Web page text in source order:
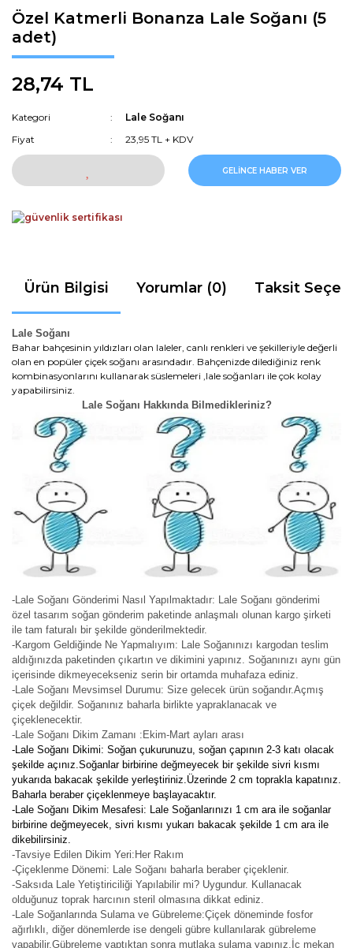
Özel Katmerli Bonanza Lale Soğanı (5
adet)
28,74 TL
Kategori
Lale Soğanı
Fiyat
23,95 TL + KDV
GELİNCE HABER VER
Ürün Bilgisi Yorumlar (0) Taksit
Lale Soğanı
Bahar bahçesinin yıldızları olan laleler, canlı renkleri ve şekilleriyle değerli
olan en popüler çiçek soğanı arasındadır. Bahçenizde dilediğiniz renk
kombinasyonlarını kullanarak süslemeleri ,lale soğanları ile çok kolay
yapabilirsiniz.
Lale Soğanı Hakkında Bilmedikleriniz?
-Lale Soğanı Gönderimi Nasıl Yapılmaktadır: Lale Soğanı gönderimi
özel tasarım soğan gönderim paketinde anlaşmalı olunan kargo şirketi
ile tam faturalı bir şekilde gönderilmektedir.
-Kargom Geldiğinde Ne Yapmalıyım: Lale Soğanınızı kargodan teslim
aldığınızda paketinden çıkartın ve dikimini yapınız. Soğanınızı aynı gün
içerisinde dikmeyecekseniz serin bir ortamda muhafaza ediniz.
-Lale Soğanı Mevsimsel Durumu: Size gelecek ürün soğandır.Açmış
çiçek değildir. Soğanınız baharla birlikte yapraklanacak ve
çiçeklenecektir.
-Lale Soğanı Dikim Zamanı :Ekim-Mart ayları arası
-Lale Soğanı Dikimi: Soğan çukurunuzu, soğan çapının 2-3 katı olacak
şekilde açınız.Soğanlar birbirine değmeyecek bir şekilde sivri kısmı
yukarıda bakacak şekilde yerleştiriniz.Üzerinde 2 cm toprakla kapatınız.
Baharla beraber çiçeklenmeye başlayacaktır.
-Lale Soğanı Dikim Mesafesi: Lale Soğanlarınızı 1 cm ara ile soğanlar
birbirine değmeyecek, sivri kısmı yukarı bakacak şekilde 1 cm ara ile
dikebilirsiniz.
-Tavsiye Edilen Dikim Yeri:Her Rakım
-Çiçeklenme Dönemi: Lale Soğanı baharla beraber çiçeklenir.
-Saksıda Lale Yetiştiriciliği Yapılabilir mi? Uygundur. Kullanacak
olduğunuz toprak harcının steril olmasına dikkat ediniz.
-Lale Soğanlarında Sulama ve Gübreleme:Çiçek döneminde fosfor
ağırlıklı, diğer dönemlerde ise dengeli gübre kullanılarak gübreleme
yapabilir.Gübreleme yaptıktan sonra mutlaka sulama yapınız.İç mekan